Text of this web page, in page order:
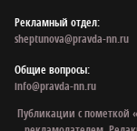
Рекламный отдел:
sheptunova@pravda-nn.ru
Общие вопросы:
info@pravda-nn.ru
Публикации с пометкой